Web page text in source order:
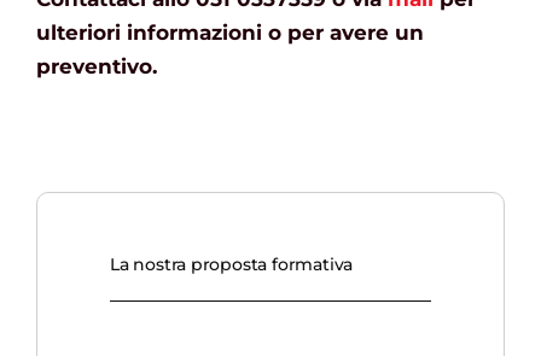
ulteriori informazioni o per avere un
preventivo.
La nostra proposta formativa